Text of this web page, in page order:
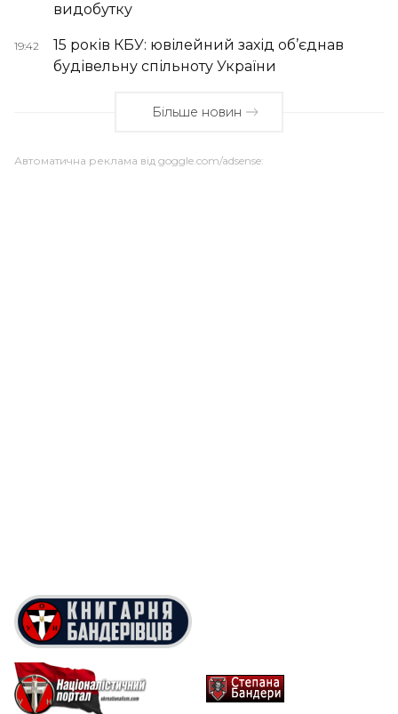
видобутку
19:42
15 років КБУ: ювілейний захід об’єднав
будівельну спільноту України
Більше новин
Автоматична реклама від goggle.com/adsense: